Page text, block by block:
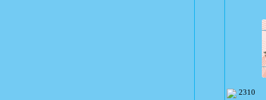
2310